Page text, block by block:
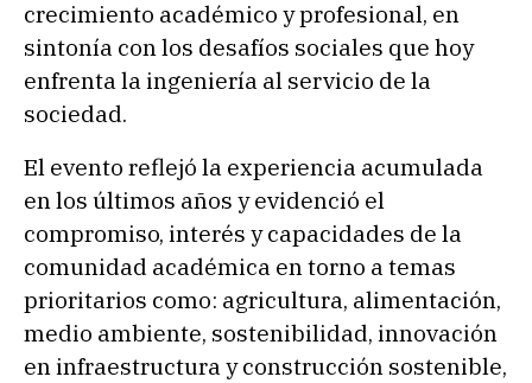
crecimiento académico y profesional, en
sintonía con los desafíos sociales que hoy
enfrenta la ingeniería al servicio de la
sociedad.
El evento reflejó la experiencia acumulada
en los últimos años y evidenció el
compromiso, interés y capacidades de la
comunidad académica en torno a temas
prioritarios como: agricultura, alimentación,
medio ambiente, sostenibilidad, innovación
en infraestructura y construcción sostenible,